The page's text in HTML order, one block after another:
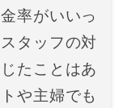
率がいいっ
タッフの対
たことはあ
や主婦でも